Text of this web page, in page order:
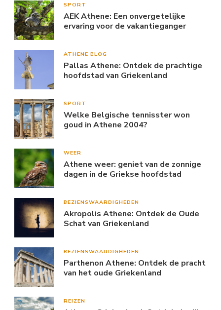
SPORT
AEK Athene: Een onvergetelijke
ervaring voor de vakantieganger
ATHENE BLOG
Pallas Athene: Ontdek de prachtige
hoofdstad van Griekenland
SPORT
Welke Belgische tennisster won
goud in Athene 2004?
WEER
Athene weer: geniet van de zonnige
dagen in de Griekse hoofdstad
BEZIENSWAARDIGHEDEN
Akropolis Athene: Ontdek de Oude
Schat van Griekenland
BEZIENSWAARDIGHEDEN
Parthenon Athene: Ontdek de pracht
van het oude Griekenland
REIZEN